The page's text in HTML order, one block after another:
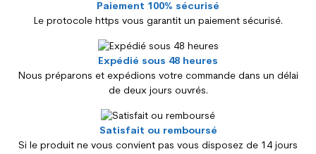
Paiement 100% sécurisé
Le protocole https vous garantit un paiement sécurisé.
Expédié sous 48 heures
Nous préparons et expédions votre commande dans un délai
de deux jours ouvrés.
Satisfait ou remboursé
Si le produit ne vous convient pas vous disposez de 14 jours